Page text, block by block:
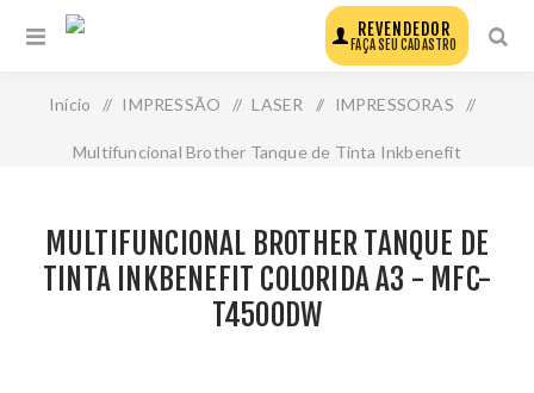
REVENDEDOR
FAÇA SEU CADASTRO
Início / IMPRESSÃO / LASER / IMPRESSORAS /
Multifuncional Brother Tanque de Tinta Inkbenefit
MULTIFUNCIONAL BROTHER TANQUE DE
TINTA INKBENEFIT COLORIDA A3 - MFC-
T4500DW